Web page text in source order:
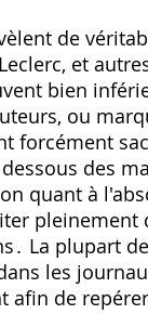
de
et
bien
ou
forcément
des
quant à
La plupart
les
afin de